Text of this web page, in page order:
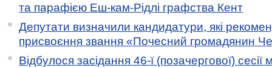
та парафією Еш-кам-Рідлі графства Кент
Депутати визначили кандидатури, які
присвоєння звання «Почесний громадянин
Відбулося засідання 46-ї (позачергової) сесії